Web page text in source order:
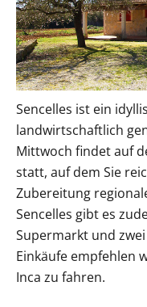
Sencelles ist ein
landwirtschaftlich
Mittwoch findet auf
statt, auf dem Sie
Zubereitung
Sencelles gibt es
Supermarkt und
Einkäufe empfehlen
Inca zu fahren.